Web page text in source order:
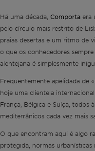
Há uma década, Comporta era
pelo círculo mais restrito de
praias desertas e um ritmo de
o que os conhecedores
alentejana é simplesmente
Frequentemente apelidada de
hoje uma clientela
França, Bélgica e Suíça, todos
mediterrânicos cada vez mais
O que encontram aqui é algo
protegida, normas urbanísticas